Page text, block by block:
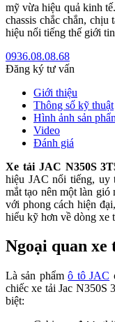
mỹ vừa hiệu quả kinh
chassis chắc chắn,
hiệu nổi tiếng thế giới
0936.08.08.68
Đăng ký tư vấn
Giới thiệu
Thông số kỹ thuật
Hình ảnh sản
Video
Đánh giá
Xe tải JAC N350S
hiệu JAC nổi tiếng, uy
mắt tạo nên một làn
với phong cách hiện
hiểu kỹ hơn về dòng xe
Ngoại quan xe
Là sản phẩmô tô JAC
chiếc xe tải Jac N350S
biệt: